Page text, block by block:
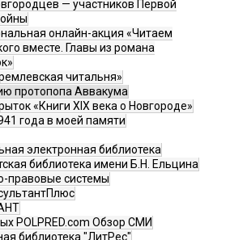
— участников Первой
онлайн-акция «Читаем
вместе. Главы из романа
читальня»
протопопа Аввакума
«Книги XIX века о Новгороде»
года в моей памяти
электронная библиотека
библиотека имени Б.Н. Ельцина
правовые системы
POLPRED.com Обзор СМИ
библиотека "ЛитРес"